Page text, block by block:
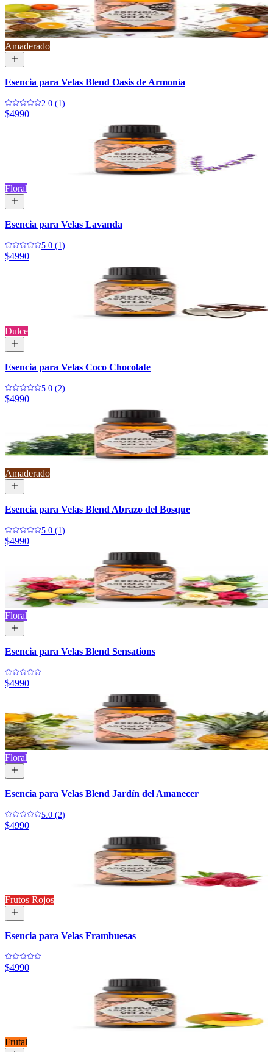
Amaderado
Esencia para Velas Blend Oasis de Armonía
2.0 (1)
$4990
Floral
Esencia para Velas Lavanda
5.0 (1)
$4990
Dulce
Esencia para Velas Coco Chocolate
5.0 (2)
$4990
Amaderado
Esencia para Velas Blend Abrazo del Bosque
5.0 (1)
$4990
Floral
Esencia para Velas Blend Sensations
$4990
Floral
Esencia para Velas Blend Jardín del Amanecer
5.0 (2)
$4990
Frutos Rojos
Esencia para Velas Frambuesas
$4990
Frutal